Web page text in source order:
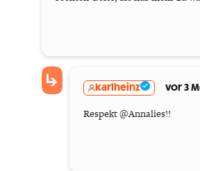
karlheinz vor 3
Respekt @Annalies!!